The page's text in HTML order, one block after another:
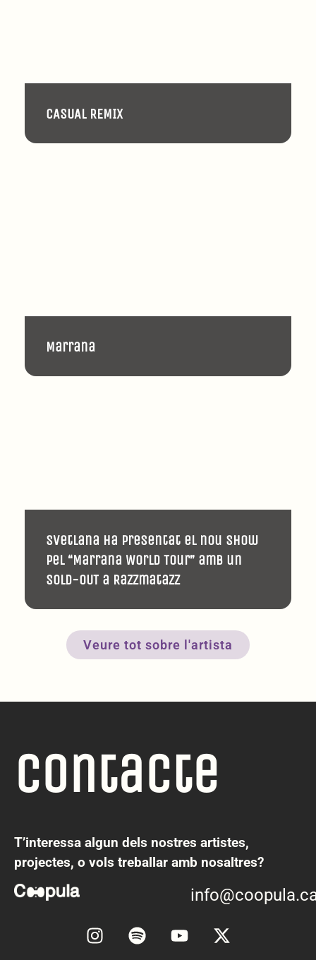
CASUAL REMIX
Marrana
Svetlana ha presentat el nou show
pel “Marrana World Tour” amb un
SOLD-OUT a Razzmatazz
Veure tot sobre l'artista
Contacte
T’interessa algun dels nostres artistes,
projectes, o vols treballar amb nosaltres?